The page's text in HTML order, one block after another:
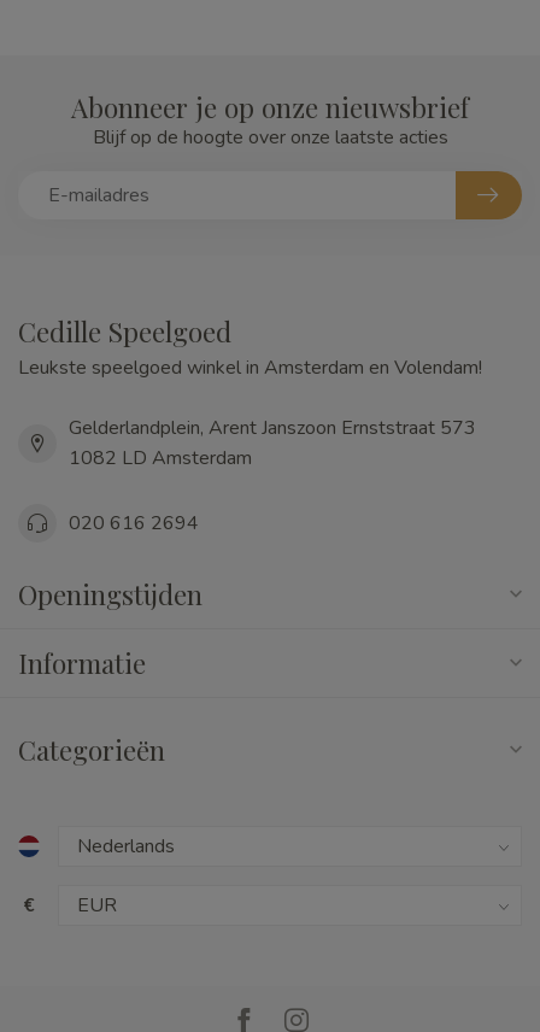
Abonneer je op onze nieuwsbrief
Blijf op de hoogte over onze laatste acties
Cedille Speelgoed
Leukste speelgoed winkel in Amsterdam en Volendam!
Gelderlandplein, Arent Janszoon Ernststraat 573
1082 LD Amsterdam
020 616 2694
Openingstijden
Informatie
Categorieën
€